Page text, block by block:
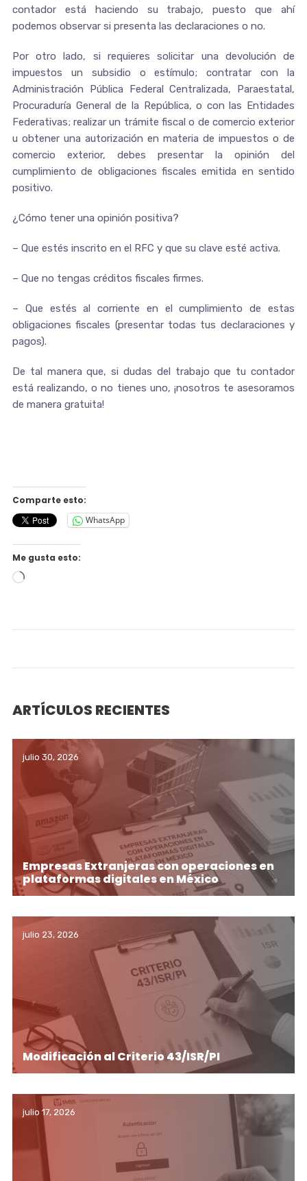
contador está haciendo su trabajo, puesto que ahí
podemos observar si presenta las declaraciones o no.
Por otro lado, si requieres solicitar una devolución de
impuestos un subsidio o estímulo; contratar con la
Administración Pública Federal Centralizada, Paraestatal,
Procuraduría General de la República, o con las Entidades
Federativas; realizar un trámite fiscal o de comercio exterior
u obtener una autorización en materia de impuestos o de
comercio exterior, debes presentar la opinión del
cumplimiento de obligaciones fiscales emitida en sentido
positivo.
¿Cómo tener una opinión positiva?
– Que estés inscrito en el RFC y que su clave esté activa.
– Que no tengas créditos fiscales firmes.
– Que estés al corriente en el cumplimiento de estas
obligaciones fiscales (presentar todas tus declaraciones y
pagos).
De tal manera que, si dudas del trabajo que tu contador
está realizando, o no tienes uno, ¡nosotros te asesoramos
de manera gratuita!
Comparte esto:
WhatsApp
Me gusta esto:
Cargando...
ARTÍCULOS RECIENTES
julio 30, 2026
Empresas Extranjeras con operaciones en
plataformas digitales en México
julio 23, 2026
Modificación al Criterio 43/ISR/PI
julio 17, 2026